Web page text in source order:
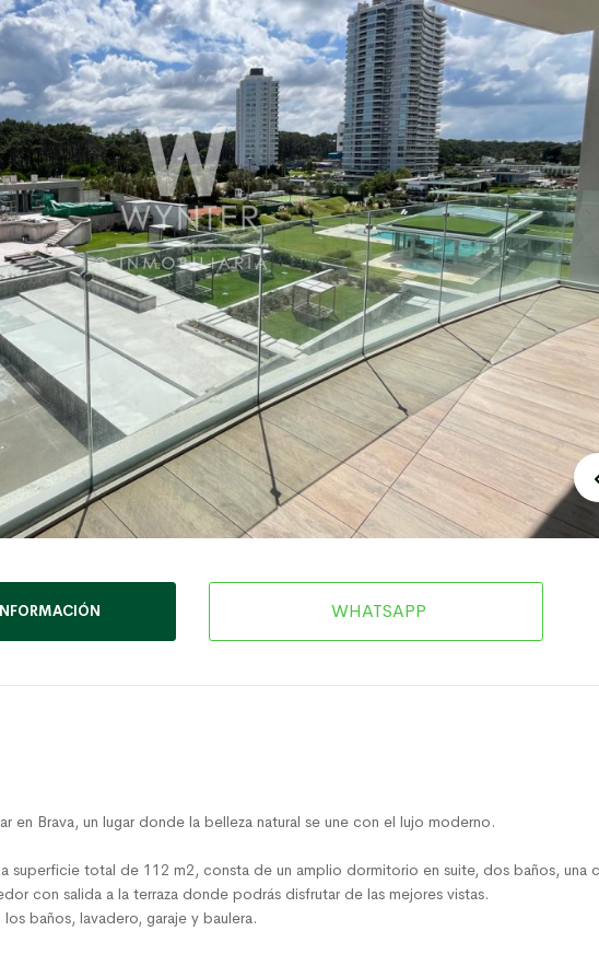
WHATSAPP
en Brava, un lugar donde la belleza natural se une con el lujo moderno.
superficie total de 112 m2, consta de un amplio dormitorio en suite, dos baños, una
con salida a la terraza donde podrás disfrutar de las mejores vistas.
baños, lavadero, garaje y baulera.